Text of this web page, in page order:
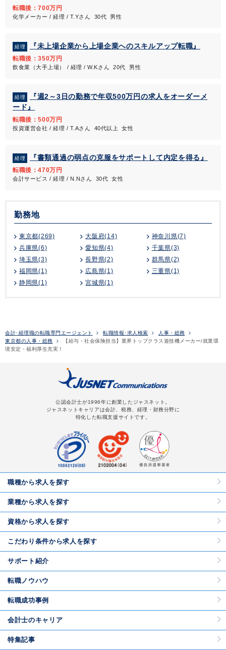
転職後：700万円
化学メーカー / 経理 / T.Yさん 30代 男性
経理 『未上場企業から上場企業へのスキルアップ転職』
転職後：350万円
飲食業（大手上場） / 経理 / W.Kさん 20代 男性
経理
『週2～3日の勤務で年収500万円の求人をオーダーメ
ード』
転職後：500万円
投資運営会社 / 経理 / T.Aさん 40代以上 女性
経理 『書類通過の弱点の克服をサポートして内定を得る』
転職後：470万円
会計サービス / 経理 / N.Nさん 30代 女性
勤務地
東京都(269) 大阪府(14)
神奈川県(7)
兵庫県(6)
愛知県(4)
千葉県(3)
埼玉県(3)
長野県(2)
群馬県(2)
福岡県(1)
広島県(1)
三重県(1)
静岡県(1)
宮城県(1)
会計･経理職の転職専門エージェント 転職情報･求人検索
人事・総務
東京都の人事・総務
【給与・社会保険担当】業界トップクラス遊技機メーカー/就業環
境安定・福利厚生充実！
公認会計士が1996年に創業したジャスネット。
ジャスネットキャリアは会計、税務、経理・財務分野に
特化した転職支援サイトです。
職種から求人を探す
業種から求人を探す
資格から求人を探す
こだわり条件から求人を探す
サポート紹介
転職ノウハウ
転職成功事例
会計士のキャリア
特集記事